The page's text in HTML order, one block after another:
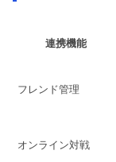
連携機能
フレンド管理
オンライン対戦